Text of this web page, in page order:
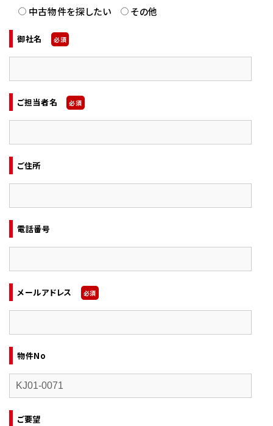
中古物件を探したい
その他
御社名 必須
ご担当者名 必須
ご住所
電話番号
メールアドレス 必須
物件No
ご要望